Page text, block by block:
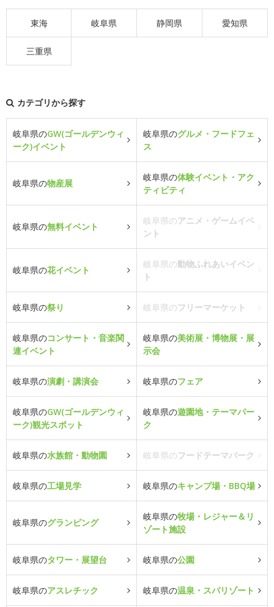
東海 岐阜県 静岡県 愛知県
三重県
カテゴリから探す
岐阜県のGW(ゴールデンウィ
ーク)イベント
岐阜県のグルメ・フードフェ
ス
岐阜県の物産展
岐阜県の体験イベント・アク
ティビティ
岐阜県の無料イベント
岐阜県のアニメ・ゲームイベ
ント
岐阜県の花イベント
岐阜県の動物ふれあいイベン
ト
岐阜県の祭り 岐阜県のフリーマーケット
岐阜県のコンサート・音楽関
連イベント
岐阜県の美術展・博物展・展
示会
岐阜県の演劇・講演会 岐阜県のフェア
岐阜県のGW(ゴールデンウィ
ーク)観光スポット
岐阜県の遊園地・テーマパー
ク
岐阜県の水族館・動物園 岐阜県のフードテーマパーク
岐阜県の工場見学 岐阜県のキャンプ場・BBQ場
岐阜県のグランピング
岐阜県の牧場・レジャー＆リ
ゾート施設
岐阜県のタワー・展望台 岐阜県の公園
岐阜県のアスレチック 岐阜県の温泉・スパリゾート